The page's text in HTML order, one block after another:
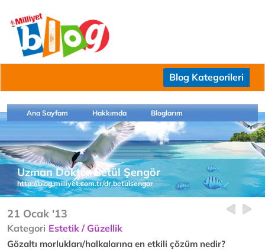
Blog Kategorileri
Ana Sayfam Hakkımda Bloglarım
Uzman Doktor Betül Şengör
http://blog.milliyet.com.tr/dr.betulsengor
21 Ocak '13
Kategori Estetik / Güzellik
Gözaltı morlukları/halkalarına en etkili çözüm nedir?